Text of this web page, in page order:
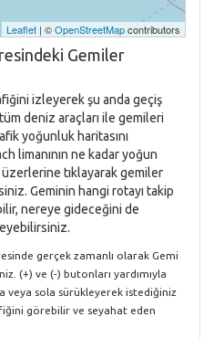
Leaflet | ©OpenStreetMapcontributors
Gemiler
izleyerek şu anda geçiş
deniz araçları ile gemileri
yoğunluk haritasını
limanının ne kadar yoğun
tıklayarak gemiler
Geminin hangi rotayı takip
nereye gideceğini de
gerçek zamanlı olarak Gemi
(+) ve (-) butonları yardımıyla
veya sola sürükleyerek istediğiniz
görebilir ve seyahat eden